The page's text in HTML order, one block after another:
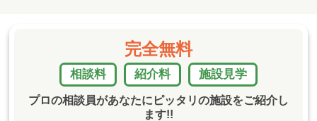
完全無料
相談料 紹介料 施設見学
プロの相談員があなたにピッタリの施設をご紹介し
ます!!